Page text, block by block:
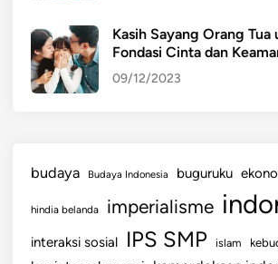
0
-
n
d
Kasih Sayang Orang Tua
Fondasi Cinta dan
09/12/2023
budaya Budaya Indonesia buguruku
hindia belanda imperialisme
interaksi sosial IPS SMP islam